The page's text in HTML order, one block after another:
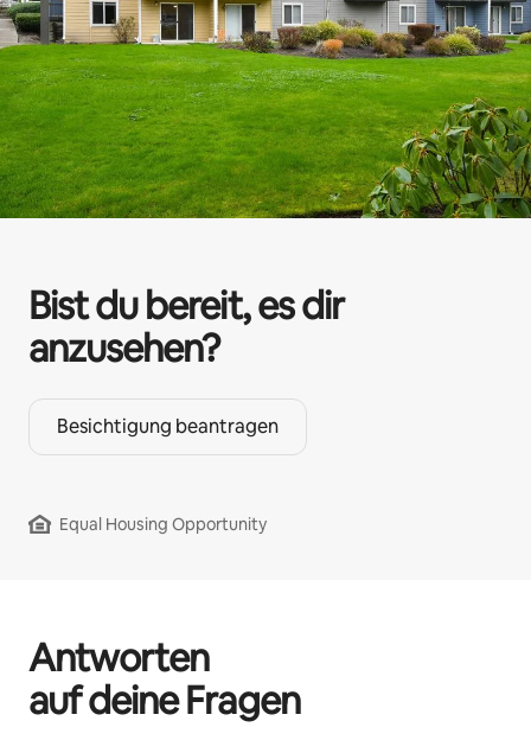
Bist du bereit, es dir
anzusehen?
Besichtigung beantragen
Equal Housing Opportunity
Antworten
auf deine Fragen